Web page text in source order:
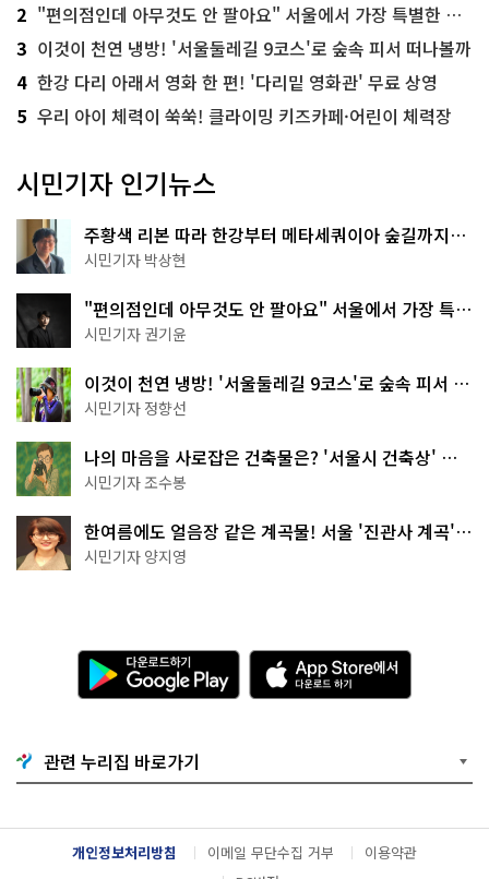
2 "편의점인데 아무것도 안 팔아요" 서울에서 가장 특별한 편의점의 정체
3 이것이 천연 냉방! '서울둘레길 9코스'로 숲속 피서 떠나볼까
4 한강 다리 아래서 영화 한 편! '다리밑 영화관' 무료 상영
5 우리 아이 체력이 쑥쑥! 클라이밍 키즈카페·어린이 체력장
시민기자 인기뉴스
주황색 리본 따라 한강부터 메타세쿼이아 숲길까지…
서울둘레길 15코스
시민기자 박상현
"편의점인데 아무것도 안 팔아요" 서울에서 가장 특별
한 편의점의 정체
시민기자 권기윤
이것이 천연 냉방! '서울둘레길 9코스'로 숲속 피서 떠
나볼까
시민기자 정향선
나의 마음을 사로잡은 건축물은? '서울시 건축상' 수
상작 공개!
시민기자 조수봉
한여름에도 얼음장 같은 계곡물! 서울 '진관사 계곡'이
천국이네~
시민기자 양지영
다
운
로
기
G
o
g
l
e
A
p
p
e
서
다
운
관련 누리집 바로가기
개인정보처리방침 이메일 무단수집 거부
이용약관